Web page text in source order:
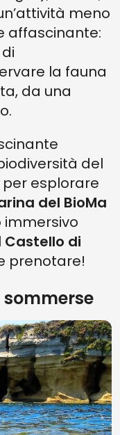
meno
affascinante:
la fauna
da una
del
esplorare
del BioMa
immersivo
Castello di
prenotare!
sommerse